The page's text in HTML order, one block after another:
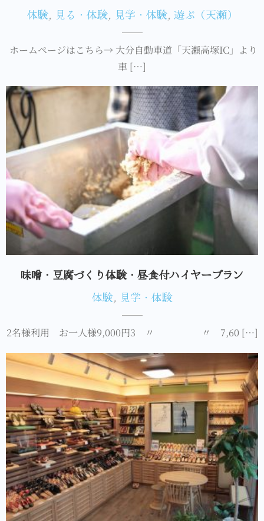
体験, 見る・体験, 見学・体験, 遊ぶ（天瀬）
ホームページはこちら→ 大分自動車道「天瀬高塚IC」より
車 […]
味噌・豆腐づくり体験・昼食付ハイヤープラン
体験, 見学・体験
2名様利用 お一人様9,000円3 〃 〃 7,60 […]